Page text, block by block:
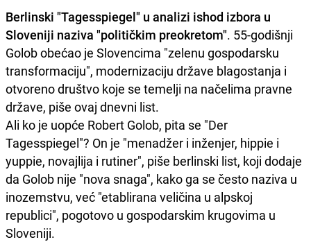
Berlinski "Tagesspiegel" u analizi ishod izbora u
Sloveniji naziva "političkim preokretom". 55-godišnji
Golob obećao je Slovencima "zelenu gospodarsku
transformaciju", modernizaciju države blagostanja i
otvoreno društvo koje se temelji na načelima pravne
države, piše ovaj dnevni list.
Ali ko je uopće Robert Golob, pita se "Der
Tagesspiegel"? On je "menadžer i inženjer, hippie i
yuppie, novajlija i rutiner", piše berlinski list, koji dodaje
da Golob nije "nova snaga", kako ga se često naziva u
inozemstvu, već "etablirana veličina u alpskoj
republici", pogotovo u gospodarskim krugovima u
Sloveniji.